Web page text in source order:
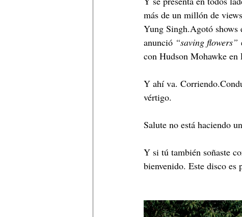
más de un millón de
Yung Singh.Agotó shows
anunció “saving flowers”
con Hudson Mohawke
Y ahí va.
vértigo.
Salute no está haciendo
Y si tú también soñaste
bienvenido. Este disco es